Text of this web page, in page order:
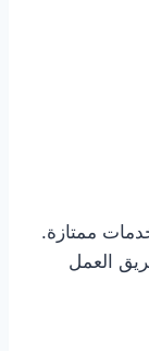
ممتازة.
العمل